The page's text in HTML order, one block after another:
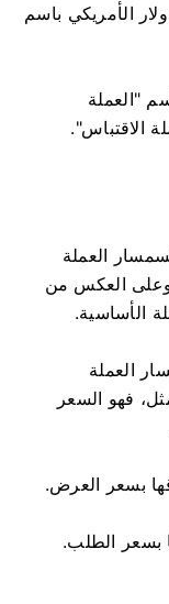
الأمريكي باسم
"العملة
الاقتباس".
العملة
وعلى العكس من
الأساسية.
العملة
فهو السعر
بسعر العرض.
بسعر الطلب.